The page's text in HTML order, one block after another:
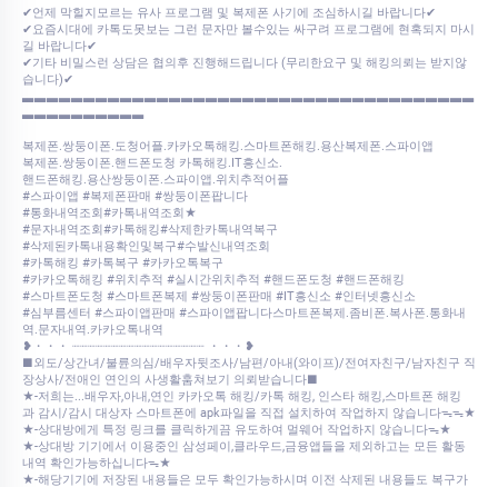
✔언제 막힐지모르는 유사 프로그램 및 복제폰 사기에 조심하시길 바랍니다✔
✔요즘시대에 카톡도못보는 그런 문자만 볼수있는 싸구려 프로그램에 현혹되지 마시
길 바랍니다✔
✔기타 비밀스런 상담은 협의후 진행해드립니다 (무리한요구 및 해킹의뢰는 받지않
습니다)✔
▃▃▃▃▃▃▃▃▃▃▃▃▃▃▃▃▃▃▃▃▃▃▃▃▃▃▃▃▃▃▃▃▃▃▃▃▃
▃▃▃▃▃▃▃▃▃▃
복제폰.쌍둥이폰.도청어플.카카오톡해킹.스마트폰해킹.용산복제폰.스파이앱
복제폰.쌍둥이폰.핸드폰도청 카톡해킹.IT흥신소.
핸드폰해킹.용산쌍둥이폰.스파이앱.위치추적어플
#스파이앱 #복제폰판매 #쌍둥이폰팝니다
#통화내역조회#카톡내역조회★
#문자내역조회#카톡해킹#삭제한카톡내역복구
#삭제된카톡내용확인및복구#수발신내역조회
#카톡해킹 #카톡복구 #카카오톡복구
#카카오톡해킹 #위치추적 #실시간위치추적 #핸드폰도청 #핸드폰해킹
#스마트폰도청 #스마트폰복제 #쌍둥이폰판매 #IT흥신소 #인터넷흥신소
#심부름센터 #스파이앱판매 #스파이앱팝니다스마트폰복제.좀비폰.복사폰.통화내
역.문자내역.카카오톡내역
❥・・・ ┈┈┈┈┈┈┈┈┈┈┈┈┈┈┈┈┈ ・・・❥
■외도/상간녀/불륜의심/배우자뒷조사/남편/아내(와이프)/전여자친구/남자친구 직
장상사/전애인 연인의 사생활훔쳐보기 의뢰받습니다■
★-저희는...배우자,아내,연인 카카오톡 해킹/카톡 해킹, 인스타 해킹,스마트폰 해킹
과 감시/감시 대상자 스마트폰에 apk파일을 직접 설치하여 작업하지 않습니다ᯓᯓ★
★-상대방에게 특정 링크를 클릭하게끔 유도하여 멀웨어 작업하지 않습니다ᯓ★
★-상대방 기기에서 이용중인 삼성페이,클라우드,금융앱들을 제외하고는 모든 활동
내역 확인가능하십니다ᯓ★
★-해당기기에 저장된 내용들은 모두 확인가능하시며 이전 삭제된 내용들도 복구가